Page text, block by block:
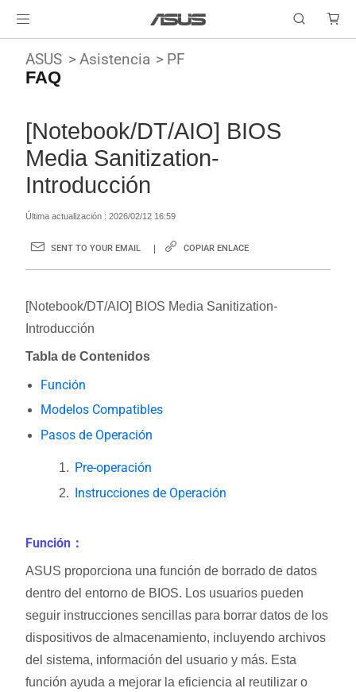
ASUS Asistencia PF
FAQ
[Notebook/DT/AIO] BIOS
Media Sanitization-
Introducción
Última actualización : 2026/02/12 16:59
SENT TO YOUR EMAIL COPIAR ENLACE
[Notebook/DT/AIO] BIOS Media Sanitization-
Introducción
Tabla de Contenidos
Función
Modelos Compatibles
Pasos de Operación
Pre-operación
Instrucciones de Operación
Función ：
ASUS proporciona una función de borrado de datos
dentro del entorno de BIOS. Los usuarios pueden
seguir instrucciones sencillas para borrar datos de los
dispositivos de almacenamiento, incluyendo archivos
del sistema, información del usuario y más. Esta
función ayuda a mejorar la eficiencia al reutilizar o